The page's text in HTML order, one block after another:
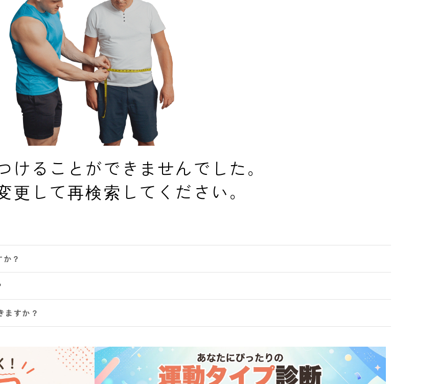
けることができませんでした。
更して再検索してください。
？
ますか？